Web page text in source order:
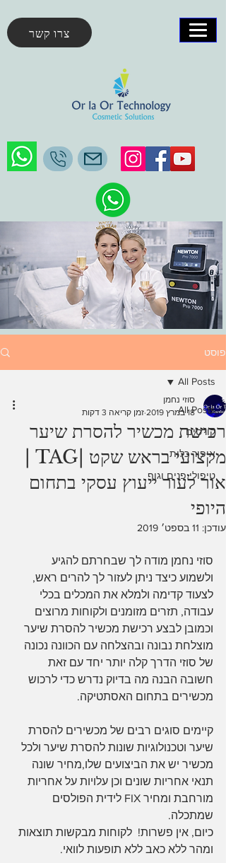
צרו קשר
פוסט
All Posts
קורסים
איפור כלות
טיפולי פנים וגוף
All Posts
רכישת מכשיר להסרת שיער
אור לעור ייעוץ עסקי בתחום
היופי
סוזי נחמן
18 במרץ 2019
זמן קריאה 3 דקות
עודכן: 11 בספט׳ 2019
סוזי נחמן מודה לך שבחרתם להגיע
ולשמוע כיצד ניתן לעזור לך להרים ראש,
לצעוד קדימה ולמלא את המכלים בכלי
עבודה, תזרים מזומנים ולקוחות מרוצים
וכמובן לבצע רכישת מכשיר להסרת שיער
מוצלחת נבונה ובהצלחה עם הכוונה נכונה
של סוזי הדרך קלה יותר יחד עם זאת
חשובה הבנה מה בדיוק נדרש כדי לרכוש
מכשירים בתחום האסתטיקה.
קיימים סוגים רבים של מכשירים להסרת
שיער וטכנולוגיות שונות להסרת שיער ולכל
מכשיר יש את הביצועים שלו,מחיר שונה
תנאי אחריות שונים וכן עלויות על אחריות
מורחבת ומחיר FIX לידית הפולסים
שמתכלה.
כיום, אין פשרות!  לקוחות מבקשות תוצאות
ומהר ללא כאב ללא תופעות לוואי.